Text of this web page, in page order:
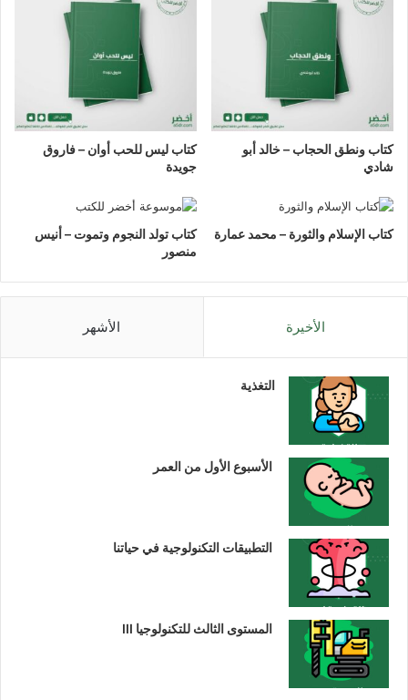
كتاب ونطق الحجاب – خالد أبو
شادي
كتاب ليس للحب أوان – فاروق
جويدة
كتاب الإسلام والثورة – محمد عمارة
كتاب تولد النجوم وتموت – أنيس
منصور
الأخيرة الأشهر
التغذية
الأسبوع الأول من العمر
التطبيقات التكنولوجية في حياتنا
المستوى الثالث للتكنولوجيا III